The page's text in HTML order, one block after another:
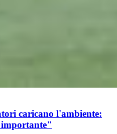
caricano l'ambiente: